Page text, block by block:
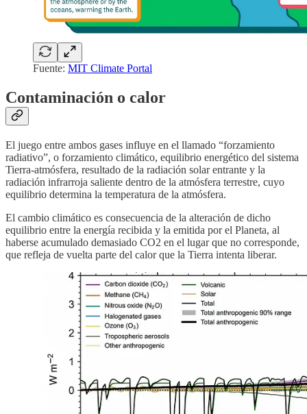
Fuente: MIT Climate Portal
Contaminación o calor
El juego entre ambos gases influye en el llamado “forzamiento
radiativo”, o forzamiento climático, equilibrio energético del sistema
Tierra-atmósfera, resultado de la radiación solar entrante y la
radiación infrarroja saliente dentro de la atmósfera terrestre, cuyo
equilibrio determina la temperatura de la atmósfera.
El cambio climático es consecuencia de la alteración de dicho
equilibrio entre la energía recibida y la emitida por el Planeta, al
haberse acumulado demasiado CO2 en el lugar que no corresponde,
que refleja de vuelta parte del calor que la Tierra intenta liberar.